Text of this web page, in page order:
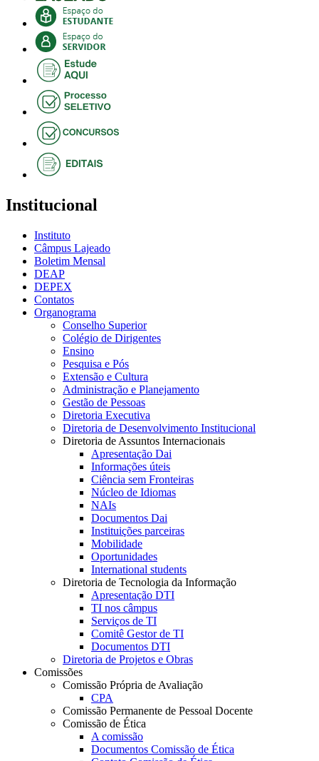
Institucional
Instituto
Câmpus Lajeado
Boletim Mensal
DEAP
DEPEX
Contatos
Organograma
Conselho Superior
Colégio de Dirigentes
Ensino
Pesquisa e Pós
Extensão e Cultura
Administração e Planejamento
Gestão de Pessoas
Diretoria Executiva
Diretoria de Desenvolvimento Institucional
Diretoria de Assuntos Internacionais
Apresentação Dai
Informações úteis
Ciência sem Fronteiras
Núcleo de Idiomas
NAIs
Documentos Dai
Instituições parceiras
Mobilidade
Oportunidades
International students
Diretoria de Tecnologia da Informação
Apresentação DTI
TI nos câmpus
Serviços de TI
Comitê Gestor de TI
Documentos DTI
Diretoria de Projetos e Obras
Comissões
Comissão Própria de Avaliação
CPA
Comissão Permanente de Pessoal Docente
Comissão de Ética
A comissão
Documentos Comissão de Ética